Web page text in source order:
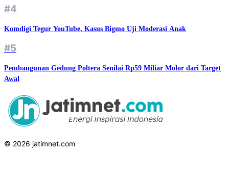
#4
Komdigi Tegur YouTube, Kasus Bigmo Uji Moderasi Anak
#5
Pembangunan Gedung Poltera Senilai Rp59 Miliar Molor dari Target
Awal
© 2026 jatimnet.com